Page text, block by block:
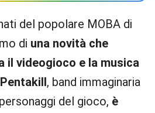
del popolare MOBA di
di una novità che
il videogioco e la musica
Pentakill, band immaginaria
del gioco, è